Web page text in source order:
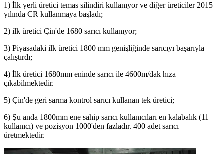
1) İlk yerli üretici temas silindiri kullanıyor ve diğer üreticiler 2015
yılında CR kullanmaya başladı;
2) ilk üretici Çin'de 1680 sarıcı kullanıyor;
3) Piyasadaki ilk üretici 1800 mm genişliğinde sarıcıyı başarıyla
çalıştırdı;
4) İlk üretici 1680mm eninde sarıcı ile 4600m/dak hıza
çıkabilmektedir.
5) Çin'de geri sarma kontrol sarıcı kullanan tek üretici;
6) Şu anda 1800mm ene sahip sarıcı kullanıcıları en kalabalık (11
kullanıcı) ve pozisyon 1000'den fazladır. 400 adet sarıcı
üretmektedir.